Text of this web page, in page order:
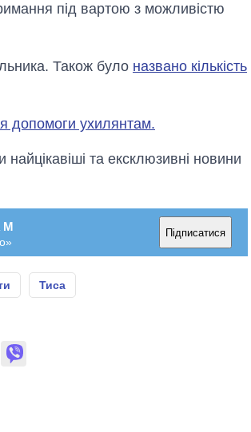
під вартою з можливістю
Також було названо кількість
допомоги ухилянтам.
та ексклюзивні новини
Підписатися
Тиса